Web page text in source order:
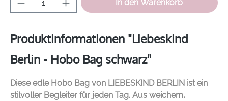
In den Warenkorb
Produktinformationen "Liebeskind
Berlin - Hobo Bag schwarz"
Diese edle Hobo Bag von LIEBESKIND BERLIN ist ein
stilvoller Begleiter für jeden Tag. Aus weichem,